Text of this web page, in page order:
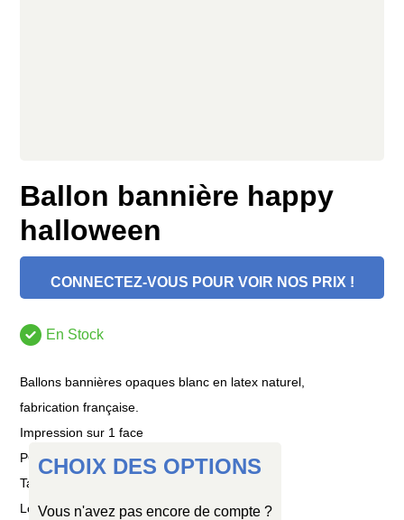
Ballon bannière happy
halloween
CONNECTEZ-VOUS POUR VOIR NOS PRIX !
En Stock
Ballons bannières opaques blanc en latex naturel,
fabrication française.
Impression sur 1 face
PC de 3 ballons
Taille : Ø 15 cm
Longueur : 1,30 mètre
CHOIX DES OPTIONS
Vous n'avez pas encore de compte ?